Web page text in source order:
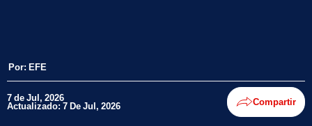
Por: EFE
7 de Jul, 2026
Actualizado: 7 De Jul, 2026 Compartir